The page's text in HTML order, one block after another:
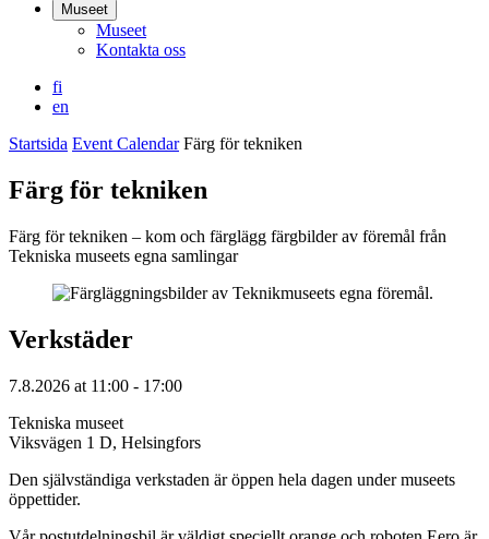
Museet
Museet
Kontakta oss
fi
en
Startsida Event Calendar Färg för tekniken
Färg för tekniken
Färg för tekniken – kom och färglägg färgbilder av föremål från
Tekniska museets egna samlingar
Verkstäder
7.8.2026 at 11:00 - 17:00
Tekniska museet
Viksvägen 1 D, Helsingfors
Den självständiga verkstaden är öppen hela dagen under museets
öppettider.